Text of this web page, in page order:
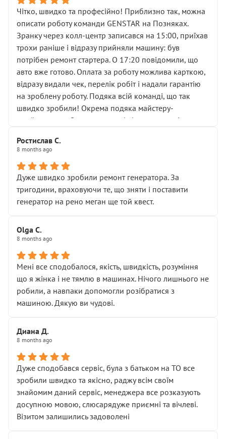
ущільнювачів.
Що прикро — це не перший мій візит. Раніше міняв у
вас стартер, і тоді сервіс наче справив хороше
враження. Але згодом знайшов декілька гайок під
лобовим склом. Мені пояснили, що це “старі гайки, які
відкручували”, і попросили не хвилюватися. ( надіюсь
новий власник, не застяг в полі))
Але після нинішнього візиту такі дрібниці вже не
здаються дрібницями.
Я — клієнт, який працює на довірі, і саме її цей сервіс
Хотілося б більше:
• належної уваги до авто
• прозорості в роботах і рахунках
• реальної діагностики, а не формального
“подивились і поїхав”
На жаль, складається враження, що сервіс працює не
Стосовно комунікації - все добре
Чітко, швидко та професійно! Приблизно так, можна
описати роботу команди GENSTAR на Позняках.
Зранку через колл-центр записався на 15:00, приїхав
трохи раніше і відразу прийняли машину: був
потрібен ремонт стартера. О 17:20 повідомили, що
авто вже готово. Оплата за роботу можлива карткою,
відразу видали чек, перелік робіт і надали гарантію
на зроблену роботу. Подяка всій команді, що так
швидко зробили! Окрема подяка майстеру-
приймальнику Олександру: всі чітко та по суті.
звертатися до цього автосервісу.
Ростислав С.
8 months ago
Дуже швидко зробили ремонт генератора. За
тригодини, враховуючи те, що зняти і поставити
генератор на рено меган ще той квест.
Olga С.
8 months ago
Мені все сподобалося, якість, швидкість, розуміння
що я жінка і не тямлю в машинах. Нічого лишнього не
робили, а навпаки допомогли розібратися з
машиною. Дякую ви чудові.
Диана Д.
8 months ago
Дуже сподобався сервіс, була з батьком на ТО все
зробили швидко та якісно, раджу всім своїм
знайомим даний сервіс, менеджера все розказують
досупною мовою, слюсарядуже приємні та вічлеві.
Візитом залишились задоволені